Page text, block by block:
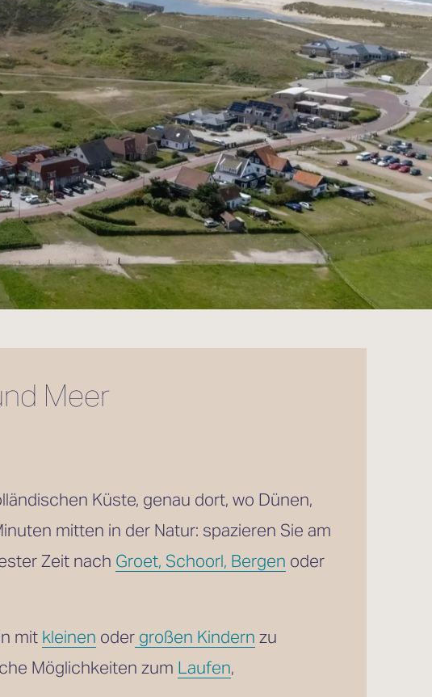
Meer
Küste, genau dort, wo Dünen,
mitten in der Natur: spazieren Sie am
Zeit nach Groet, Schoorl, Bergen oder
mit kleinen oder großen Kindern zu
Möglichkeiten zum Laufen